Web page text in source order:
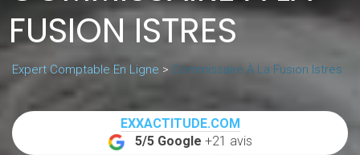
FUSION ISTRES
Expert Comptable En Ligne > Commissaire À La Fusion Istres
EXXACTITUDE.COM
5/5 Google +21 avis